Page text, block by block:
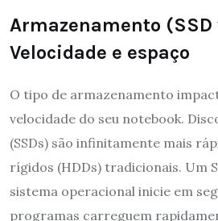
Armazenamento (SSD
Velocidade e espaço
O tipo de armazenamento
velocidade do seu notebook.
(SSDs) são infinitamente mais
rígidos (HDDs) tradicionais. Um
sistema operacional inicie em
programas carreguem